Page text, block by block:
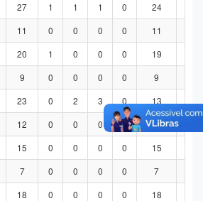
27 1 1 1 0 24
11 0 0 0 0 11
20 1 0 0 0 19
9 0 0 0 0 9
23 0 2 3 0 13
12 0 0 0 0 12
15 0 0 0 0 15
7 0 0 0 0 7
18 0 0 0 0 18